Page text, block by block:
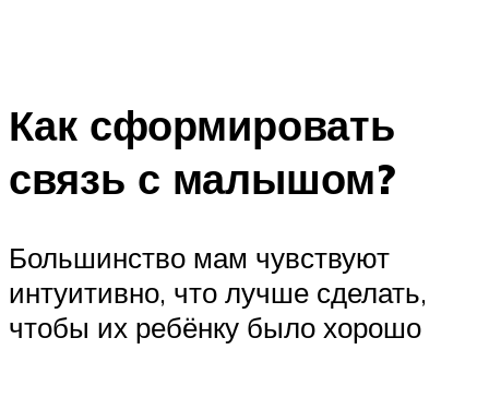
Как сформировать
связь с малышом?
Большинство мам чувствуют
интуитивно, что лучше сделать,
чтобы их ребёнку было хорошо